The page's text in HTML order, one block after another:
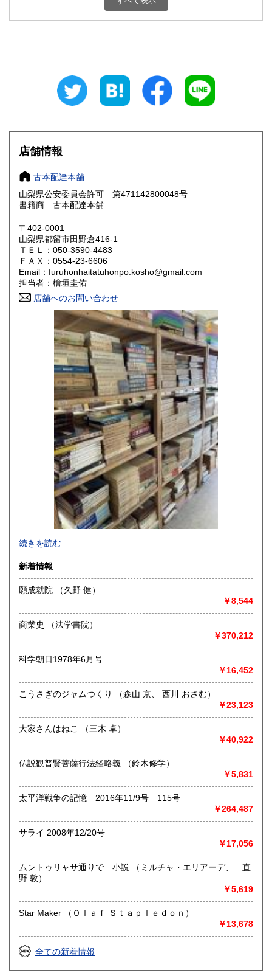
800円 三重県
大阪府
奈良県
鳥取県 800円 島根県
岡山県
山口県 800円
香川県 800円 愛媛県
高知県 800円
800円 長崎県
800円 大分県
800円 鹿児島県
1,500円
店舗情報
古本配達本舗
山梨県公安委員会許可 第471142800048号
書籍商 古本配達本舗
〒402-0001
山梨県都留市田野倉416-1
ＴＥＬ：050-3590-4483
ＦＡＸ：0554-23-6606
Email：furuhonhaitatuhonpo.kosho@gmail.com
担当者：檜垣圭佑
店舗へのお問い合わせ
-
沿線名：-
最寄駅：-
営業時間：-
定休日：-
書籍の買取について
取り扱い分野
総記、哲学宗教、歴史、社会科学、自然科学、美術工芸、国
語国文、外国文学、古典籍、近代文献、趣味、外国書、サブ
カルチャー、古書一般（その他）
続きを読む
新着情報
願成就院 （久野 健）
￥8,544
商業史 （法学書院）
￥370,212
科学朝日1978年6月号
￥16,452
こうさぎのジャムつくり （森山 京、 西川 おさむ）
￥23,123
大家さんはねこ （三木 卓）
￥40,922
仏説観普賢菩薩行法経略義 （鈴木修学）
￥5,831
太平洋戦争の記憶 2016年11/9号 115号
￥264,487
サライ 2008年12/20号
￥17,056
ムントゥリャサ通りで 小説 （ミルチャ・エリアーデ、 直
野 敦）
￥5,619
Star Maker （Ｏｌａｆ Ｓｔａｐｌｅｄｏｎ）
￥13,678
全ての新着情報